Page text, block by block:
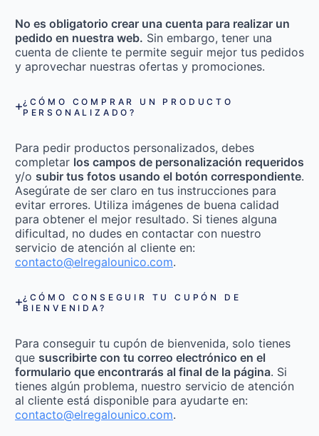
No es obligatorio crear una cuenta para realizar un
pedido en nuestra web. Sin embargo, tener una
cuenta de cliente te permite seguir mejor tus pedidos
y aprovechar nuestras ofertas y promociones.
¿CÓMO COMPRAR UN PRODUCTO
PERSONALIZADO?
Para pedir productos personalizados, debes
completar los campos de personalización requeridos
y/o subir tus fotos usando el botón correspondiente.
Asegúrate de ser claro en tus instrucciones para
evitar errores. Utiliza imágenes de buena calidad
para obtener el mejor resultado. Si tienes alguna
dificultad, no dudes en contactar con nuestro
servicio de atención al cliente en:
contacto@elregalounico.com.
¿CÓMO CONSEGUIR TU CUPÓN DE
BIENVENIDA?
Para conseguir tu cupón de bienvenida, solo tienes
que suscribirte con tu correo electrónico en el
formulario que encontrarás al final de la página. Si
tienes algún problema, nuestro servicio de atención
al cliente está disponible para ayudarte en:
contacto@elregalounico.com.